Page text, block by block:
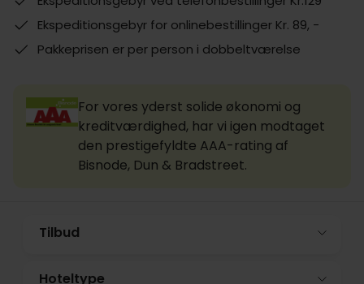
Ekspeditionsgebyr for onlinebestillinger Kr. 89, -
Pakkeprisen er per person i dobbeltværelse
For vores yderst solide økonomi og
kreditværdighed, har vi igen modtaget
den prestigefyldte AAA-rating af
Bisnode, Dun & Bradstreet.
Tilbud
Hoteltype